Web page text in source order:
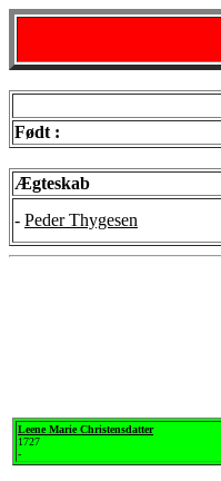
Født :
Ægteskab
- Peder Thygesen
Leene Marie Christensdatter
1727
-